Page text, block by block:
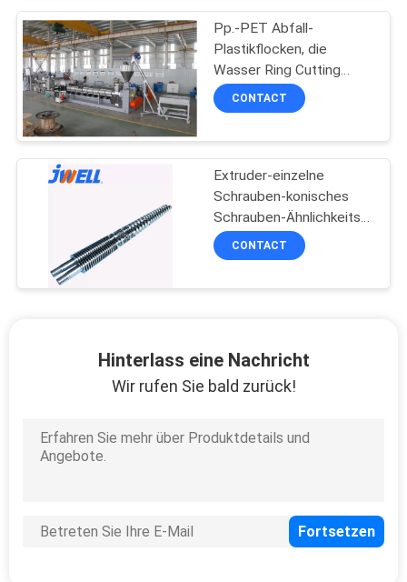
Pp.-PET Abfall-
Plastikflocken, die
Wasser Ring Cutting
Pelletizing Line
aufbereiten
CONTACT
Extruder-einzelne
Schrauben-konisches
Schrauben-Ähnlichkeits-
Schrauben-Doppelfaß
CONTACT
Hinterlass eine Nachricht
Wir rufen Sie bald zurück!